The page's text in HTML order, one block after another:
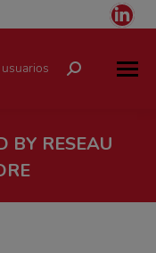
Buscar:
BY RESEAU